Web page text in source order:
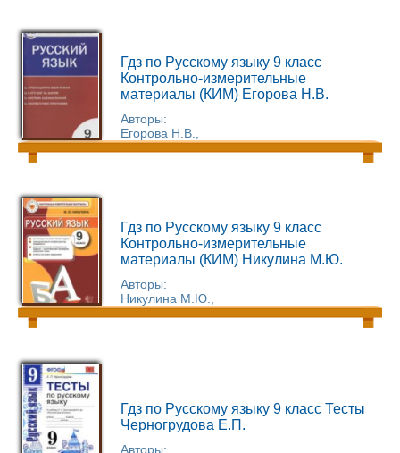
Гдз по Русскому языку 9 класс
Контрольно-измерительные
материалы (КИМ) Егорова Н.В.
Авторы:
Егорова Н.В.,
Гдз по Русскому языку 9 класс
Контрольно-измерительные
материалы (КИМ) Никулина М.Ю.
Авторы:
Никулина М.Ю.,
Гдз по Русскому языку 9 класс Тесты
Черногрудова Е.П.
Авторы: